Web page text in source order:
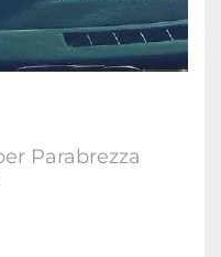
Parabrezza